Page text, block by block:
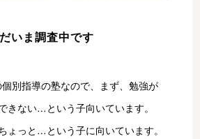
いま調査中です
別指導の塾なので、まず、勉強が
きない…という子向いています。
ょっと…という子に向いています。